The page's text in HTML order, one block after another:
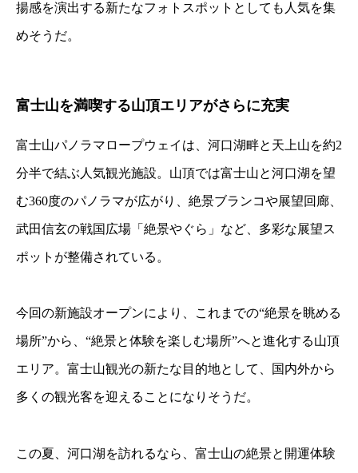
揚感を演出する新たなフォトスポットとしても人気を集
めそうだ。
富士山を満喫する山頂エリアがさらに充実
富士山パノラマロープウェイは、河口湖畔と天上山を約2
分半で結ぶ人気観光施設。山頂では富士山と河口湖を望
む360度のパノラマが広がり、絶景ブランコや展望回廊、
武田信玄の戦国広場「絶景やぐら」など、多彩な展望ス
ポットが整備されている。
今回の新施設オープンにより、これまでの“絶景を眺める
場所”から、“絶景と体験を楽しむ場所”へと進化する山頂
エリア。富士山観光の新たな目的地として、国内外から
多くの観光客を迎えることになりそうだ。
この夏、河口湖を訪れるなら、富士山の絶景と開運体験